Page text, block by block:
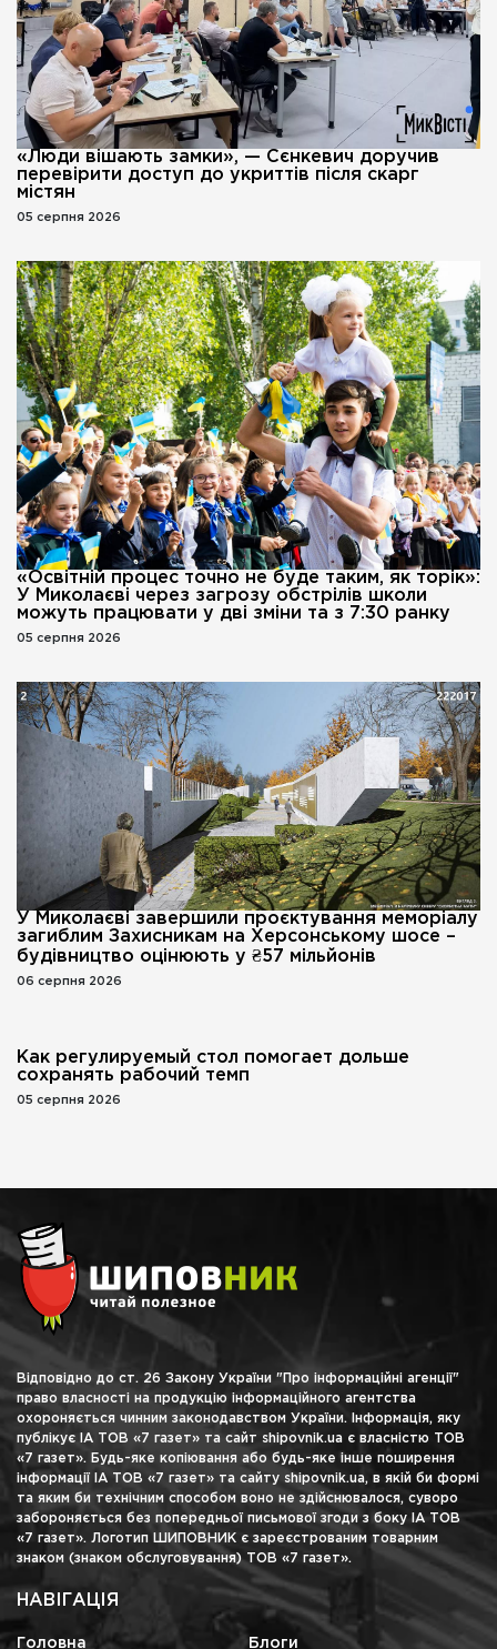
«Люди вішають замки», — Сєнкевич доручив
перевірити доступ до укриттів після скарг
містян
05 серпня 2026
«Освітній процес точно не буде таким, як торік»:
У Миколаєві через загрозу обстрілів школи
можуть працювати у дві зміни та з 7:30 ранку
05 серпня 2026
У Миколаєві завершили проєктування меморіалу
загиблим Захисникам на Херсонському шосе –
будівництво оцінюють у ₴57 мільйонів
06 серпня 2026
Как регулируемый стол помогает дольше
сохранять рабочий темп
05 серпня 2026
Відповідно до ст. 26 Закону України "Про інформаційні агенції"
право власності на продукцію інформаційного агентства
охороняється чинним законодавством України. Інформація, яку
публікує ІА ТОВ «7 газет» та сайт shipovnik.ua є власністю ТОВ
«7 газет». Будь-яке копіювання або будь-яке інше поширення
інформації ІА ТОВ «7 газет» та сайту shipovnik.ua, в якій би формі
та яким би технічним способом воно не здійснювалося, суворо
забороняється без попередньої письмової згоди з боку ІА ТОВ
«7 газет». Логотип ШИПОВНИК є зареєстрованим товарним
знаком (знаком обслуговування) ТОВ «7 газет».
НАВІГАЦІЯ
Головна Блоги